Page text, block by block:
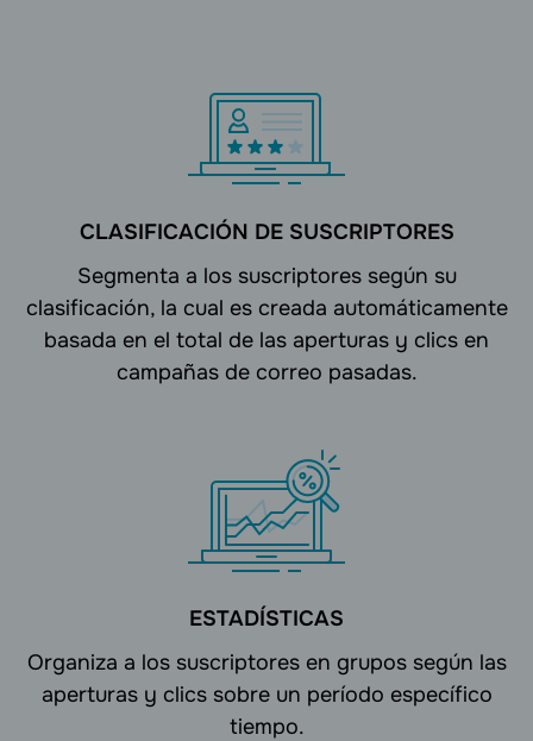
CLASIFICACIÓN DE SUSCRIPTORES
Segmenta a los suscriptores según su
clasificación, la cual es creada automáticamente
basada en el total de las aperturas y clics en
campañas de correo pasadas.
ESTADÍSTICAS
Organiza a los suscriptores en grupos según las
aperturas y clics sobre un período específico
tiempo.